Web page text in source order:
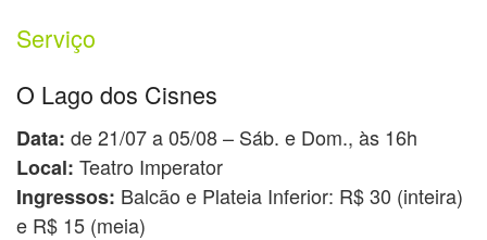
Serviço
O Lago dos Cisnes
Data: de 21/07 a 05/08 – Sáb. e Dom., às 16h
Local: Teatro Imperator
Ingressos: Balcão e Plateia Inferior: R$ 30 (inteira)
e R$ 15 (meia)